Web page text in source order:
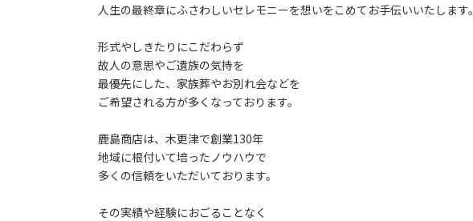
人生の最終章にふさわしいセレモニーを想いをこめてお手伝いいたします。
形式やしきたりにこだわらず
故人の意思やご遺族の気持を
最優先にした、家族葬やお別れ会などを
ご希望される方が多くなっております。
鹿島商店は、木更津で創業130年
地域に根付いて培ったノウハウで
多くの信頼をいただいております。
その実績や経験におごることなく